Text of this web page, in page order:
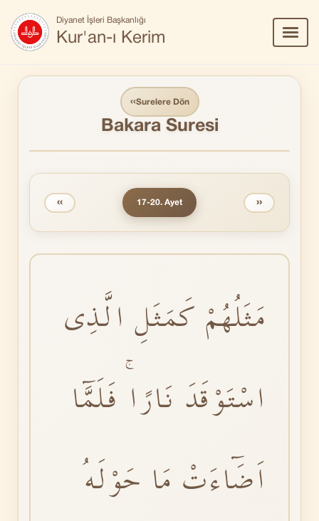
Diyanet İşleri Başkanlığı
Kur'an-ı Kerim
Aç/
‹‹Surelere Dön
Bakara Suresi
‹‹ 17-20. Ayet ››
مَثَلُهُمْ كَمَثَلِ الَّذِى
اسْتَوْقَدَ نَارًاۚ فَلَمَّٓا
اَضَٓاءَتْ مَا حَوْلَهُ